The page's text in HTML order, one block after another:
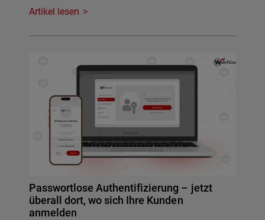
Artikel lesen
Passwortlose Authentifizierung – jetzt
überall dort, wo sich Ihre Kunden
anmelden